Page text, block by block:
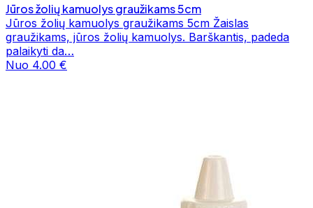
Jūros žolių kamuolys graužikams 5cm
Jūros žolių kamuolys graužikams 5cm Žaislas
graužikams, jūros žolių kamuolys. Barškantis, padeda
palaikyti da…
Nuo 4.00 €